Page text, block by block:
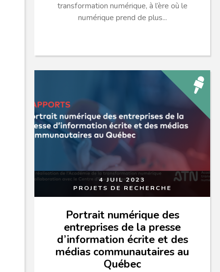
transformation numérique, à l’ère où le
numérique prend de plus...
4 JUIL 2023
PROJETS DE RECHERCHE
Portrait numérique des
entreprises de la presse
d’information écrite et des
médias communautaires au
Québec